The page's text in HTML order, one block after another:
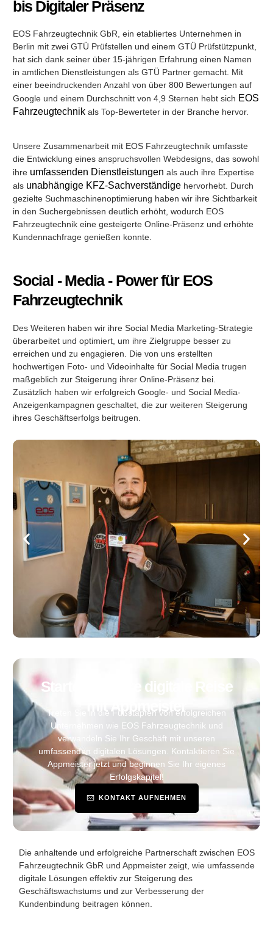
bis Digitaler Präsenz
EOS Fahrzeugtechnik GbR, ein etabliertes Unternehmen in
Berlin mit zwei GTÜ Prüfstellen und einem GTÜ Prüfstützpunkt,
hat sich dank seiner über 15-jährigen Erfahrung einen Namen
in amtlichen Dienstleistungen als GTÜ Partner gemacht. Mit
einer beeindruckenden Anzahl von über 800 Bewertungen auf
Google und einem Durchschnitt von 4,9 Sternen hebt sich EOS
Fahrzeugtechnik als Top-Bewerteter in der Branche hervor.
Unsere Zusammenarbeit mit EOS Fahrzeugtechnik umfasste
die Entwicklung eines anspruchsvollen Webdesigns, das sowohl
ihre umfassenden Dienstleistungen als auch ihre Expertise
als unabhängige KFZ-Sachverständige hervorhebt. Durch
gezielte Suchmaschinenoptimierung haben wir ihre Sichtbarkeit
in den Suchergebnissen deutlich erhöht, wodurch EOS
Fahrzeugtechnik eine gesteigerte Online-Präsenz und erhöhte
Kundennachfrage genießen konnte.
Social - Media - Power für EOS
Fahrzeugtechnik
Des Weiteren haben wir ihre Social Media Marketing-Strategie
überarbeitet und optimiert, um ihre Zielgruppe besser zu
erreichen und zu engagieren. Die von uns erstellten
hochwertigen Foto- und Videoinhalte für Social Media trugen
maßgeblich zur Steigerung ihrer Online-Präsenz bei.
Zusätzlich haben wir erfolgreich Google- und Social Media-
Anzeigenkampagnen geschaltet, die zur weiteren Steigerung
ihres Geschäftserfolgs beitrugen.
Starten Sie Ihre digitale Reise
mit Appmeister
Treten Sie in die Fußstapfen von erfolgreichen
Unternehmen wie EOS Fahrzeugtechnik und
verwandeln Sie Ihr Geschäft mit unseren
umfassenden digitalen Lösungen. Kontaktieren Sie
Appmeister jetzt und beginnen Sie Ihr eigenes
Erfolgskapitel!
KONTAKT AUFNEHMEN
Die anhaltende und erfolgreiche Partnerschaft zwischen EOS
Fahrzeugtechnik GbR und Appmeister zeigt, wie umfassende
digitale Lösungen effektiv zur Steigerung des
Geschäftswachstums und zur Verbesserung der
Kundenbindung beitragen können.